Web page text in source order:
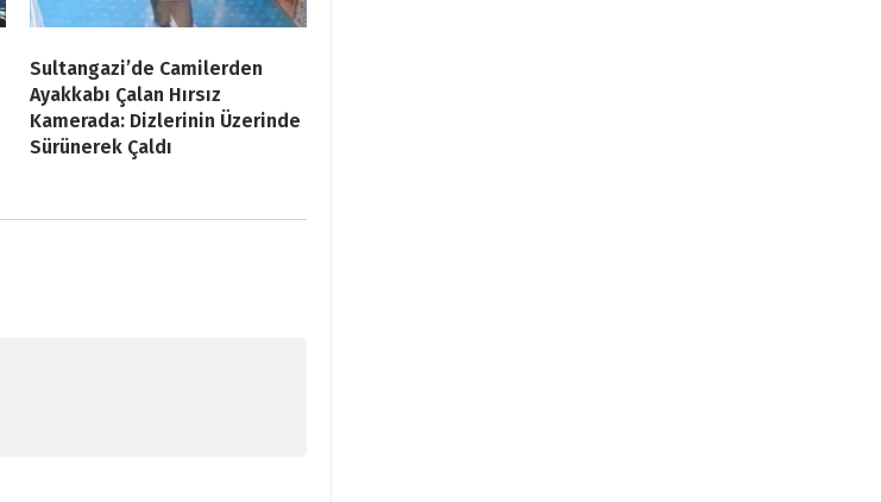
Sultangazi’de Camilerden
Ayakkabı Çalan Hırsız
Kamerada: Dizlerinin Üzerinde
Sürünerek Çaldı